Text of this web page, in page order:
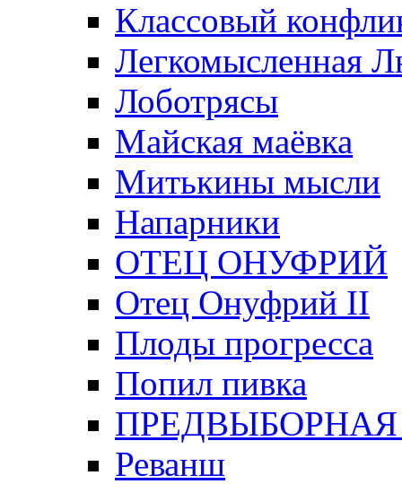
Классовый
Легкомысленная
Лоботрясы
Майская маёвка
Митькины мысли
Напарники
ОТЕЦ ОНУФРИЙ
Отец Онуфрий II
Плоды прогресса
Попил пивка
Реванш